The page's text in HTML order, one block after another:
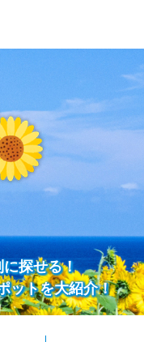
探せる！
ットを大紹介！